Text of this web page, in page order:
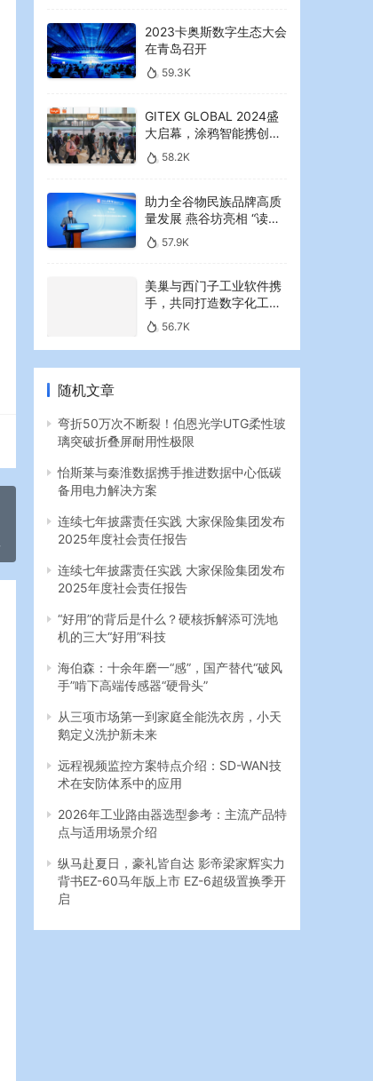
2023卡奥斯数字生态大会
在青岛召开
59.3K
GITEX GLOBAL 2024盛
大启幕，涂鸦智能携创新
AI解决方案引领中东可持
续未来
58.2K
助力全谷物民族品牌高质
量发展 燕谷坊亮相 “读懂
中国”国际会议
57.9K
美巢与西门子工业软件携
手，共同打造数字化工业
新篇章
56.7K
随机文章
弯折50万次不断裂！伯恩光学UTG柔性玻
璃突破折叠屏耐用性极限
怡斯莱与秦淮数据携手推进数据中心低碳
备用电力解决方案
连续七年披露责任实践 大家保险集团发布
2025年度社会责任报告
连续七年披露责任实践 大家保险集团发布
2025年度社会责任报告
“好用”的背后是什么？硬核拆解添可洗地
机的三大“好用”科技
海伯森：十余年磨一“感”，国产替代“破风
手”啃下高端传感器“硬骨头”
从三项市场第一到家庭全能洗衣房，小天
鹅定义洗护新未来
远程视频监控方案特点介绍：SD-WAN技
术在安防体系中的应用
2026年工业路由器选型参考：主流产品特
点与适用场景介绍
纵马赴夏日，豪礼皆自达 影帝梁家辉实力
背书EZ-60马年版上市 EZ-6超级置换季开
启